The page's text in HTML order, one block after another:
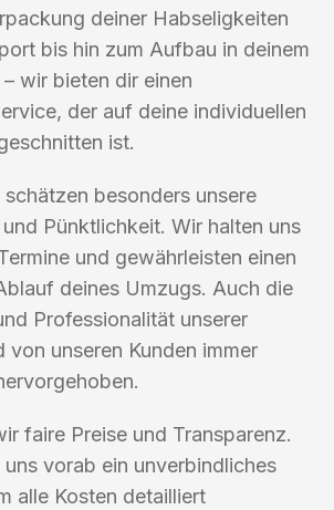
deiner Habseligkeiten
bis hin zum Aufbau in deinem
wir bieten dir einen
der auf deine individuellen
ist.
schätzen besonders unsere
Pünktlichkeit. Wir halten uns
und gewährleisten einen
deines Umzugs. Auch die
Professionalität unserer
von unseren Kunden immer
faire Preise und Transparenz.
vorab ein unverbindliches
alle Kosten detailliert